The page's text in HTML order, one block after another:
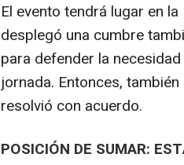
El evento tendrá lugar en
desplegó una cumbre
para defender la
jornada. Entonces,
resolvió con acuerdo.
POSICIÓN DE SUMAR: